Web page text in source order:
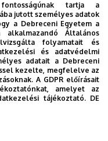
, 2. emelet, 203
a DE
tartja a
jutott személyes adatok
a Debreceni Egyetem a
alkalmazandó Általános
folyamatait és
és adatvédelmi
adatait a Debreceni
kezelte, megfelelve az
A GDPR előírásait
amelyet az
tájékoztató. DE